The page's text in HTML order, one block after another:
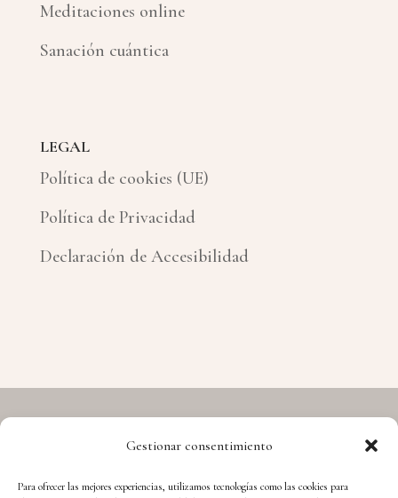
Gestionar consentimiento
Para ofrecer las mejores experiencias, utilizamos tecnologías como las cookies para
Meditaciones online
Sanación cuántica
LEGAL
Política de cookies (UE)
Política de Privacidad
Declaración de Accesibilidad